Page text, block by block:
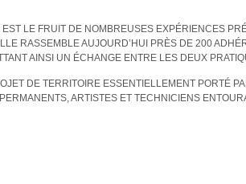
LE FRUIT DE NOMBREUSES EXPÉRIENCES
RASSEMBLE AUJOURD’HUI PRÈS DE 200
AINSI UN ÉCHANGE ENTRE LES DEUX
DE TERRITOIRE ESSENTIELLEMENT PORTÉ
ARTISTES ET TECHNICIENS